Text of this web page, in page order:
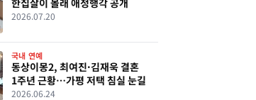
한집살이 몰래 애정행각 공개
2026.07.20
국내 연예
동상이몽2, 최여진·김재욱 결혼
1주년 근황…가평 저택 침실 눈길
2026.06.24